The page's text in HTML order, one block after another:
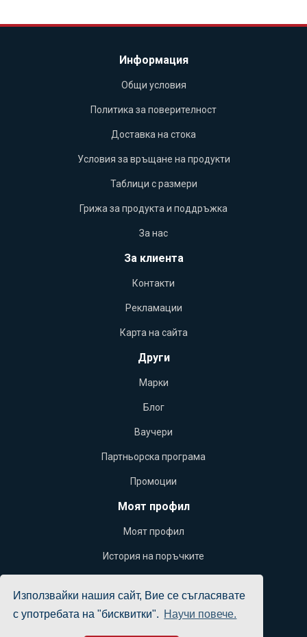
Използвайки нашия сайт, Вие се съгласявате
с употребата на "бисквитки". Научи повече.
Информация
Общи условия
Политика за поверителност
Доставка на стока
Условия за връщане на продукти
Таблици с размери
Грижа за продукта и поддръжка
За нас
За клиента
Контакти
Рекламации
Карта на сайта
Други
Марки
Блог
Ваучери
Партньорска програма
Промоции
Моят профил
Моят профил
История на поръчките